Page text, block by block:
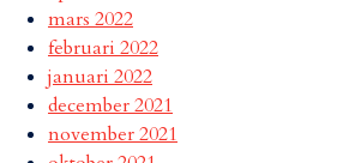
mars 2022
februari 2022
januari 2022
december 2021
november 2021